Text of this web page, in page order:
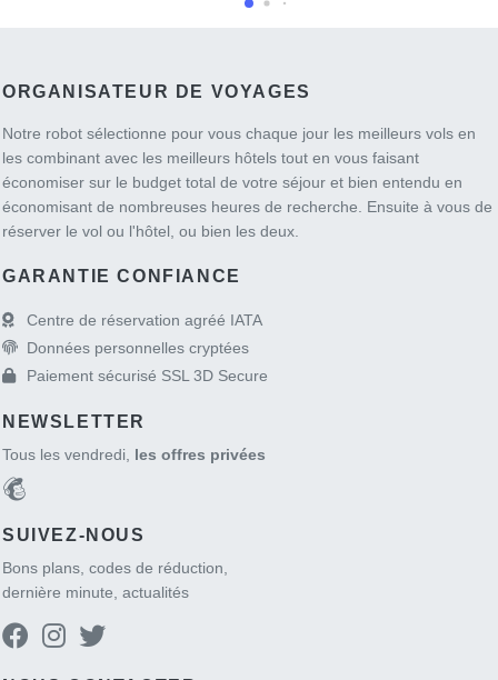
ORGANISATEUR DE VOYAGES
Notre robot sélectionne pour vous chaque jour les meilleurs vols en
les combinant avec les meilleurs hôtels tout en vous faisant
économiser sur le budget total de votre séjour et bien entendu en
économisant de nombreuses heures de recherche. Ensuite à vous de
réserver le vol ou l'hôtel, ou bien les deux.
GARANTIE CONFIANCE
Centre de réservation agréé IATA
Données personnelles cryptées
Paiement sécurisé SSL 3D Secure
NEWSLETTER
Tous les vendredi, les offres privées
SUIVEZ-NOUS
Bons plans, codes de réduction,
dernière minute, actualités